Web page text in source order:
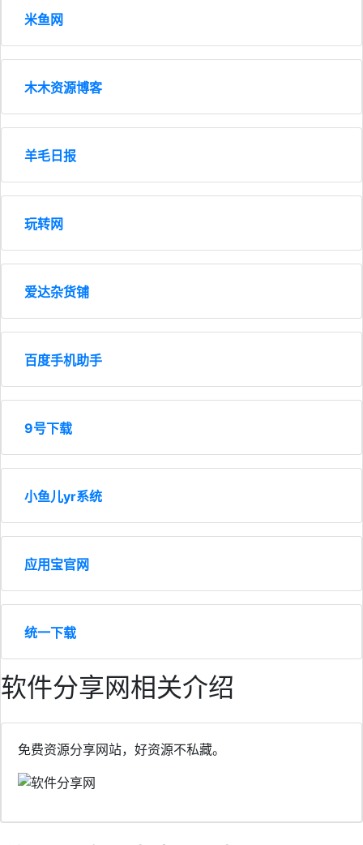
米鱼网
木木资源博客
羊毛日报
玩转网
爱达杂货铺
百度手机助手
9号下载
小鱼儿yr系统
应用宝官网
统一下载
软件分享网相关介绍
免费资源分享网站，好资源不私藏。